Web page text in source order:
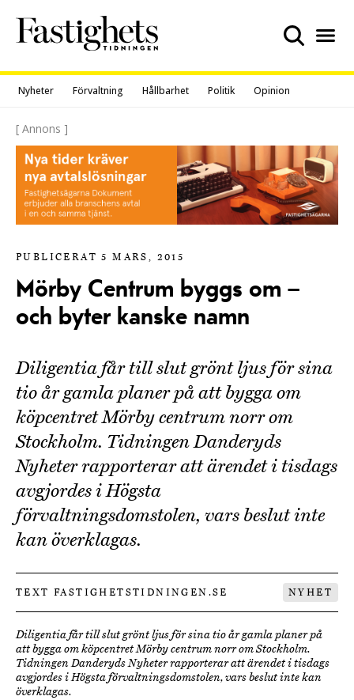
content
Nyheter Förvaltning Hållbarhet Politik Opinion
[ Annons ]
PUBLICERAT 5 MARS, 2015
Mörby Centrum byggs om –
och byter kanske namn
Diligentia får till slut grönt ljus för sina
tio år gamla planer på att bygga om
köpcentret Mörby centrum norr om
Stockholm. Tidningen Danderyds
Nyheter rapporterar att ärendet i tisdags
avgjordes i Högsta
förvaltningsdomstolen, vars beslut inte
kan överklagas.
TEXT FASTIGHETSTIDNINGEN.SE NYHET
Diligentia får till slut grönt ljus för sina tio år gamla planer på
att bygga om köpcentret Mörby centrum norr om Stockholm.
Tidningen Danderyds Nyheter rapporterar att ärendet i tisdags
avgjordes i Högsta förvaltningsdomstolen, vars beslut inte kan
överklagas.